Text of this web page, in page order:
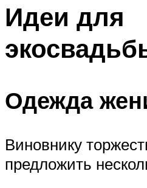
Идеи для
Одежда
Виновнику
предложить